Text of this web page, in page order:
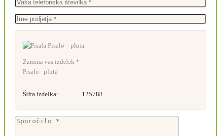
Zanima vas izdelek *
Pisalo - pluta
Šifra izdelka: 125788